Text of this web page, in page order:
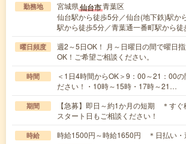
勤務地 宮城県仙台市青葉区
仙台駅から徒歩5分／仙台(地下鉄)駅か
駅から徒歩5分／青葉通一番町駅から徒
曜日頻度
週2～5日OK！ 月～日曜日の間で曜日
OK！ご希望ご相談ください。
時間
＜1日4時間からOK＞9：00～21：00の
ださい！・10時～15時・17時～21…
期間
【急募】即日～約1か月の短期 ＊す
スタート日もご相談ください！
時給 時給1500円～時給1650円 ＊日払い・